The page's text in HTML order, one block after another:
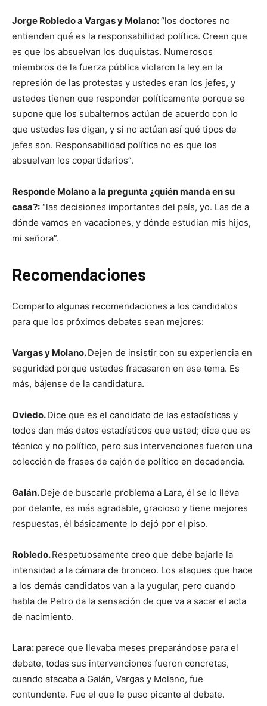
Jorge Robledo a Vargas y Molano:“los doctores no
entienden qué es la responsabilidad política. Creen que
es que los absuelvan los duquistas. Numerosos
miembros de la fuerza pública violaron la ley en la
represión de las protestas y ustedes eran los jefes, y
ustedes tienen que responder políticamente porque se
supone que los subalternos actúan de acuerdo con lo
que ustedes les digan, y si no actúan así qué tipos de
jefes son. Responsabilidad política no es que los
absuelvan los copartidarios”.
Responde Molano a la pregunta ¿quién manda en su
casa?: “las decisiones importantes del país, yo. Las de a
dónde vamos en vacaciones, y dónde estudian mis hijos,
mi señora”.
Recomendaciones
Comparto algunas recomendaciones a los candidatos
para que los próximos debates sean mejores:
Vargas y Molano.Dejen de insistir con su experiencia en
seguridad porque ustedes fracasaron en ese tema. Es
más, bájense de la candidatura.
Oviedo.Dice que es el candidato de las estadísticas y
todos dan más datos estadísticos que usted; dice que es
técnico y no político, pero sus intervenciones fueron una
colección de frases de cajón de político en decadencia.
Galán.Deje de buscarle problema a Lara, él se lo lleva
por delante, es más agradable, gracioso y tiene mejores
respuestas, él básicamente lo dejó por el piso.
Robledo.Respetuosamente creo que debe bajarle la
intensidad a la cámara de bronceo. Los ataques que hace
a los demás candidatos van a la yugular, pero cuando
habla de Petro da la sensación de que va a sacar el acta
de nacimiento.
Lara: parece que llevaba meses preparándose para el
debate, todas sus intervenciones fueron concretas,
cuando atacaba a Galán, Vargas y Molano, fue
contundente. Fue el que le puso picante al debate.